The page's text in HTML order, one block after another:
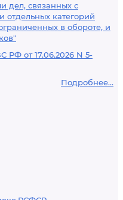
дел, связанных с
отдельных категорий
в обороте, и
РФ от 17.06.2026 N 5-
Подробнее...